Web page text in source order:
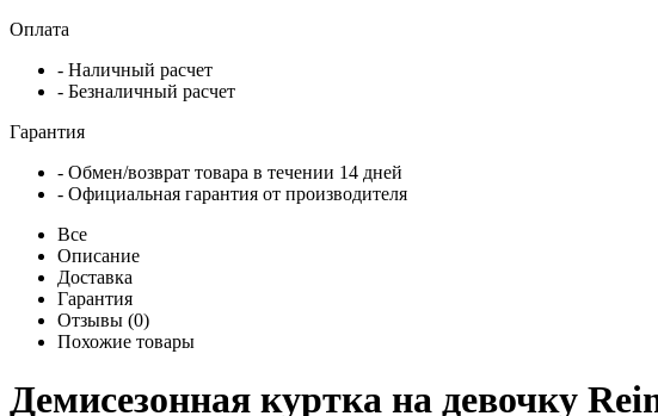
Оплата
- Наличный расчет
- Безналичный расчет
Гарантия
- Обмен/возврат товара в течении 14 дней
- Официальная гарантия от производителя
Все
Описание
Доставка
Гарантия
Отзывы (0)
Похожие товары
Демисезонная куртка на девочку